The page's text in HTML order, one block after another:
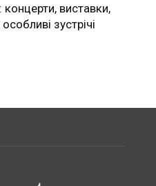
виставки,
зустрічі